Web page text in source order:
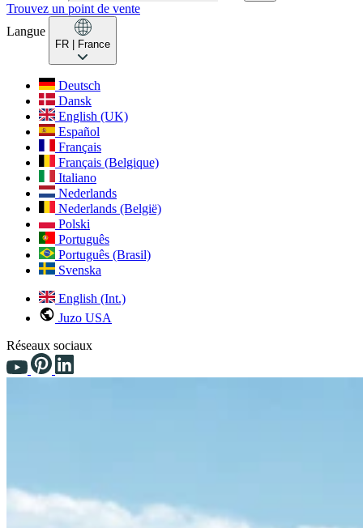
Trouvez un point de vente
Langue
FR | France
Deutsch
Dansk
English (UK)
Español
Français
Français (Belgique)
Italiano
Nederlands
Nederlands (België)
Polski
Português
Português (Brasil)
Svenska
English (Int.)
Juzo USA
Réseaux sociaux